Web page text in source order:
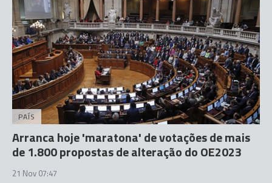
PAÍS
Arranca hoje 'maratona' de votações de mais
de 1.800 propostas de alteração do OE2023
21 Nov 07:47